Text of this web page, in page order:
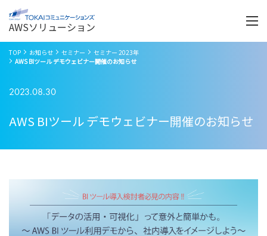
AWSソリューション
く
TOP お知らせ セミナー
セミナー 2023年
AWS BIツール デモウェビナー開催のお知らせ
2023.08.30
AWS BIツール デモウェビナー開催のお知らせ